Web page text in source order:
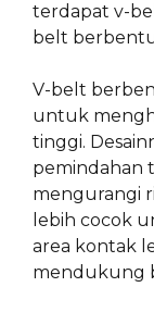
terdapat v-
belt
V-belt
untuk
tinggi.
pemindahan
mengurangi
lebih cocok
area kontak
mendukung